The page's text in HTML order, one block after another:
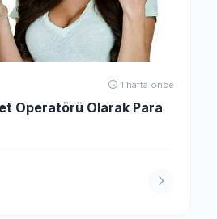
1 hafta önce
Operatörü Olarak Para